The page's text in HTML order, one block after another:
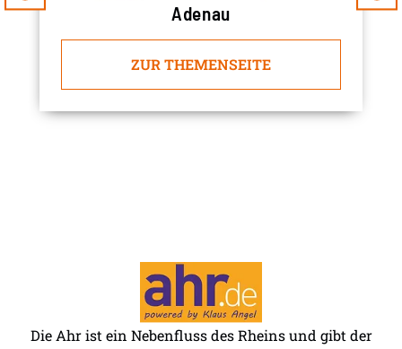
Adenau
ZUR THEMENSEITE
Die Ahr ist ein Nebenfluss des Rheins und gibt der